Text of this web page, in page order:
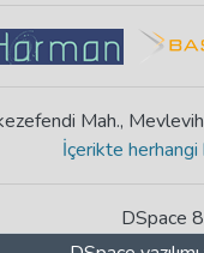
Mah.,
İçerikte
DSpace